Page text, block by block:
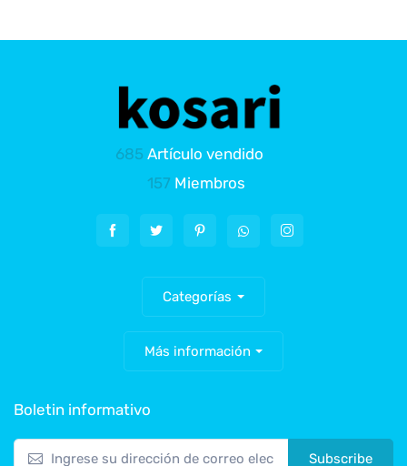
685 Artículo vendido
157 Miembros
Categorías
Más información
Boletin informativo
Subscribe